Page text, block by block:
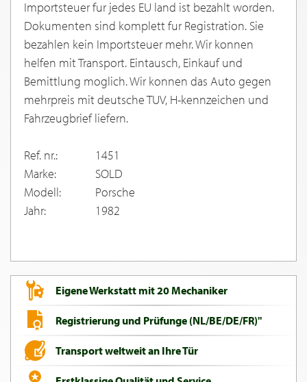
Importsteuer fur jedes EU land ist bezahlt worden.
Dokumenten sind komplett fur Registration. Sie
bezahlen kein Importsteuer mehr. Wir konnen
helfen mit Transport. Eintausch, Einkauf und
Bemittlung moglich. Wir konnen das Auto gegen
mehrpreis mit deutsche TUV, H-kennzeichen und
Fahrzeugbrief liefern.
Ref. nr.:
1451
Marke:
SOLD
Modell:
Porsche
Jahr:
1982
Eigene Werkstatt mit 20 Mechaniker
Registrierung und Prüfunge (NL/BE/DE/FR)"
Transport weltweit an Ihre Tür